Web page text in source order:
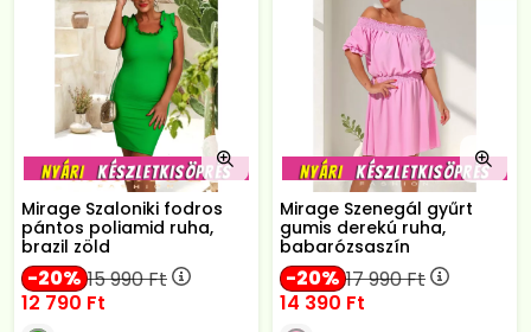
Mirage Szaloniki fodros
pántos poliamid ruha,
brazil zöld
20 15 990Ft
12 790 Ft
Mirage Szenegál gyűrt
gumis derekú ruha,
babarózsaszín
20 17 990Ft
14 390 Ft